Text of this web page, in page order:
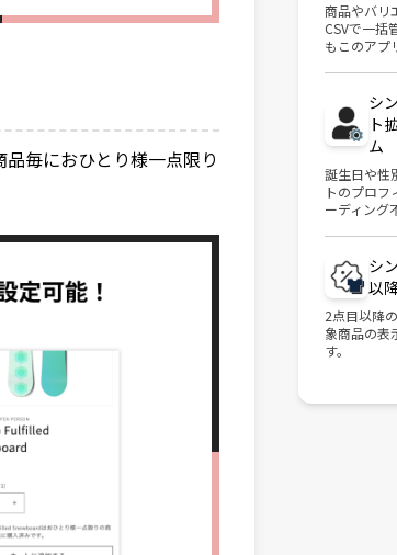
毎におひとり様一点限り
商品やバリ
CSVで一括
もこのアプ
シ
ト
ム
誕生日や性
トのプロフ
ーディング
シ
以
2点目以降
象商品の表
す。